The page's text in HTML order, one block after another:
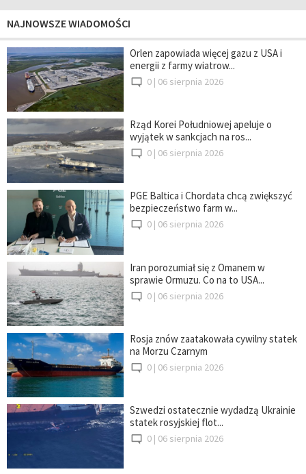
NAJNOWSZE WIADOMOŚCI
Orlen zapowiada więcej gazu z USA i
energii z farmy wiatrow...
0 | 06 sierpnia 2026
Rząd Korei Południowej apeluje o
wyjątek w sankcjach na ros...
0 | 06 sierpnia 2026
PGE Baltica i Chordata chcą zwiększyć
bezpieczeństwo farm w...
0 | 06 sierpnia 2026
Iran porozumiał się z Omanem w
sprawie Ormuzu. Co na to USA...
0 | 06 sierpnia 2026
Rosja znów zaatakowała cywilny statek
na Morzu Czarnym
0 | 06 sierpnia 2026
Szwedzi ostatecznie wydadzą Ukrainie
statek rosyjskiej flot...
0 | 06 sierpnia 2026